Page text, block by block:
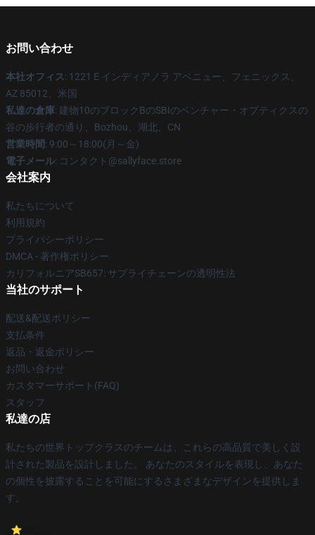
お問い合わせ
本社オフィス: 1221 E インディアノラ アベニュー、フェニックス、
AZ 85012、米国
私達の倉庫: 建物10のブロックBのSBIのベンチャー・オプティクスの
谷の歩行者の通り、Bozhou、湖北、CN
営業時間: 9:00～18:00(月～金)
電子メール: コンタクト@sallyface.store
会社案内
私たちについて
利用規約
プライバシーポリシー
DMCA - 著作権ポリシー
カリフォルニアSB657: サプライチェーンの透明性法
当社のサポート
配送&配送ポリシー
支払条件
返品・返金ポリシー
お問い合わせ
カスタマーサポート(FAQ)
スタッフ
私達の店
私たちの世界トップクラスのチームは、これらの高品質で美しく設
計された製品を設計しました。 あなたのスタイルを表現し、あなた
の個性を披露することを可能にするさまざまなデザインを提供しま
す。